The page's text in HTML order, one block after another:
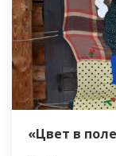
«Цвет в